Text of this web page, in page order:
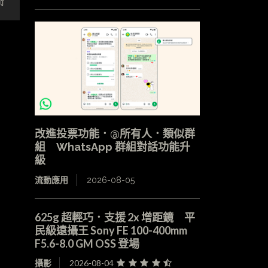
改進投票功能．@所有人．類似群
組 WhatsApp 群組對話功能升
級
流動應用 2026-08-05
625g 超輕巧．支援 2x 增距鏡 平
民級遠攝王 Sony FE 100-400mm
F5.6-8.0 GM OSS 登場
攝影 2026-08-04